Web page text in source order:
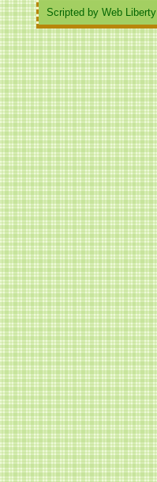
Scripted by Web Liberty